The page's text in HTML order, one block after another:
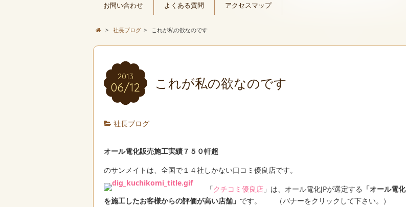
お問い合わせ よくある質問 アクセスマップ
> 社長ブログ > これが私の欲なのです
2013
06/12 これが私の欲なのです
社長ブログ
オール電化販売施工実績７５０軒超
のサンメイトは、全国で１４社しかない口コミ優良店です。
「クチコミ優良店 」は、オール電化JPが選定する 「オール電化
を施工したお客様からの評価が高い店舗」 です。 （バナーをクリックして下さい。）